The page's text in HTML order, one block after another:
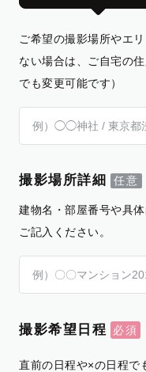
ご希望の撮影場所やエ
ない場合は、ご自宅の
でも変更可能です）
撮影場所詳細
建物名・部屋番号や具
ご記入ください。
撮影希望日程
直前の日程や×の日程で